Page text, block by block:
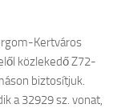
Kertváros
közlekedő Z72-
biztosítjuk.
a 32929 sz. vonat,